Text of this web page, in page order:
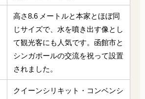
高さ8.6 メートルと本家とほぼ同
じサイズで、水を噴き出す像とし
て観光客にも人気です。函館市と
シンガポールの交流を祝って設置
されました。
クイーンシリキット・コンベンシ